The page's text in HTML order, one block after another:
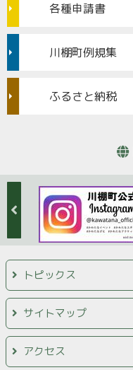
各種申請書
川棚町例規集
ふるさと納税
トピックス
サイトマップ
アクセス